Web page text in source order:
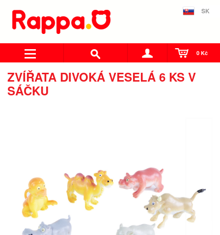
SK
0 Kč
ZVÍŘATA DIVOKÁ VESELÁ 6 KS V
SÁČKU